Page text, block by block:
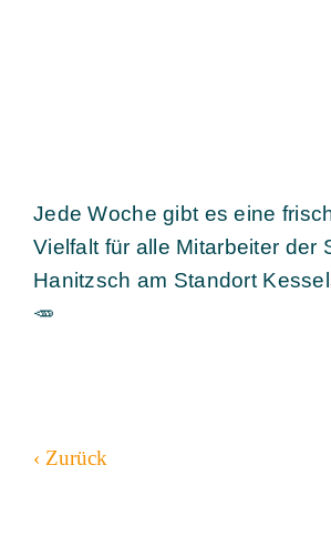
Jede Woche gibt es eine
Vielfalt für alle Mitarbeiter der
Hanitzsch am Standort
🥕
‹ Zurück